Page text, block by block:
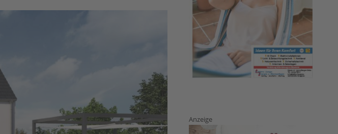
Anzeige